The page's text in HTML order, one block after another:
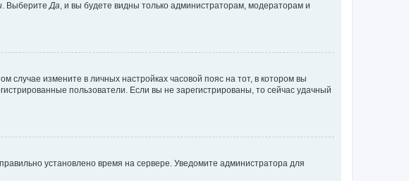
. ВыберитеДа, и вы будете видны только администраторам, модераторам и
случае измените в личных настройках часовой пояс на тот, в котором вы
пользователи. Если вы не зарегистрированы, то сейчас удачный
установлено время на сервере. Уведомите администратора для